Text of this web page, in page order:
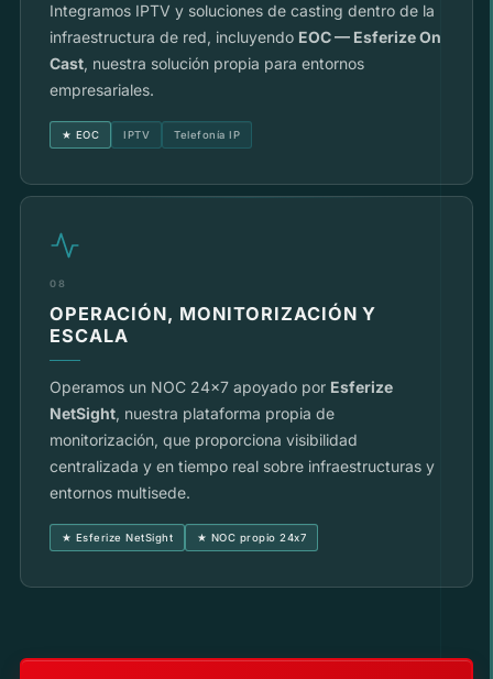
Integramos IPTV y soluciones de casting dentro de la
infraestructura de red, incluyendo EOC — Esferize On
Cast, nuestra solución propia para entornos
empresariales.
★ EOC IPTV Telefonía IP
08
OPERACIÓN, MONITORIZACIÓN Y
ESCALA
Operamos un NOC 24x7 apoyado por Esferize
NetSight, nuestra plataforma propia de
monitorización, que proporciona visibilidad
centralizada y en tiempo real sobre infraestructuras y
entornos multisede.
★ Esferize NetSight ★ NOC propio 24x7